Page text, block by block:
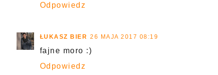
Odpowiedz
ŁUKASZ BIER 26 MAJA 2017 08:19
fajne moro :)
Odpowiedz